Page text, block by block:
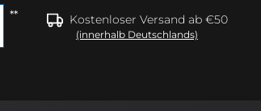
** Kostenloser Versand ab €50
(innerhalb Deutschlands)